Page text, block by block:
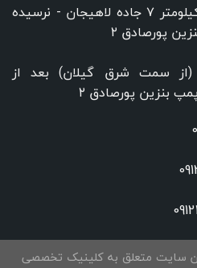
اتوبان رشت به لاهیجان - کیلومتر ۷ جاده لاهیجان - نرسیده
پورصادق ۲
(از سمت شرق گیلان) بعد از
سایت متعلق به کلینیک تخصصی